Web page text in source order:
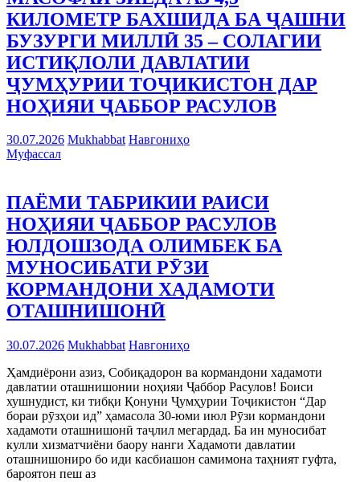
КИЛОМЕТР БАХШИДА БА ҶАШНИ
БУЗУРГИ МИЛЛӢ 35 – СОЛАГИИ
ИСТИҚЛОЛИ ДАВЛАТИИ
ҶУМҲУРИИ ТОҶИКИСТОН ДАР
НОҲИЯИ ҶАББОР РАСУЛОВ
30.07.2026 Mukhabbat Навгониҳо
Муфассал
ПАЁМИ ТАБРИКИИ РАИСИ
НОҲИЯИ ҶАББОР РАСУЛОВ
ЮЛДОШЗОДА ОЛИМБЕК БА
МУНОСИБАТИ РӮЗИ
КОРМАНДОНИ ХАДАМОТИ
ОТАШНИШОНӢ
30.07.2026 Mukhabbat Навгониҳо
Ҳамдиёрони азиз, Собиқадорон ва кормандони хадамоти
давлатии оташнишонии ноҳияи Ҷаббор Расулов! Боиси
хушнудист, ки тибқи Қонуни Ҷумҳурии Тоҷикистон “Дар
бораи рӯзҳои ид” ҳамасола 30-юми июл Рӯзи кормандони
хадамоти оташнишонӣ таҷлил мегардад. Ба ин муносибат
кулли хизматчиёни баору нанги Хадамоти давлатии
оташнишониро бо иди касбиашон самимона таҳният гуфта,
бароятон пеш аз